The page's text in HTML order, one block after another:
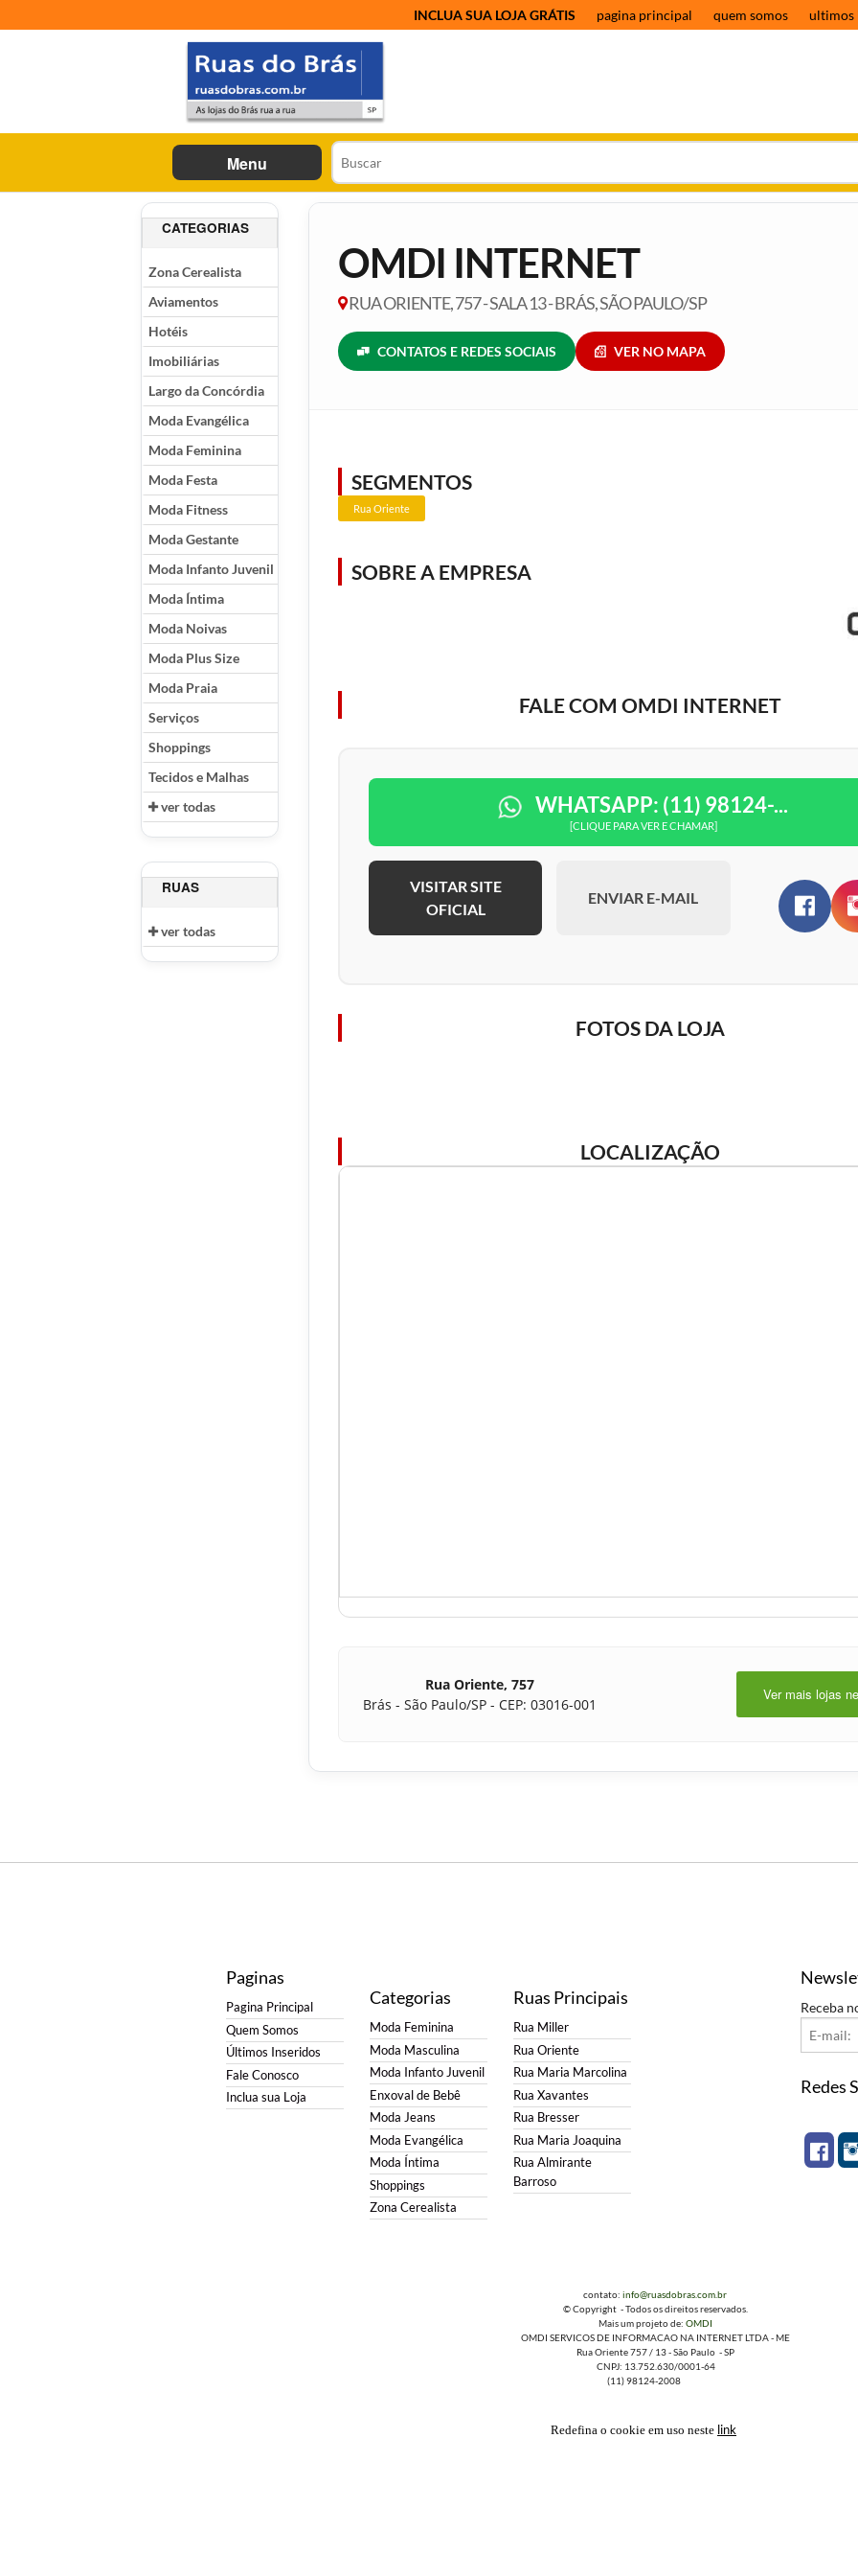
INCLUA SUA LOJA GRÁTIS pagina principal quem somos ultimos
Menu
CATEGORIAS
Zona Cerealista
Aviamentos
Hotéis
Imobiliárias
Largo da Concórdia
Moda Evangélica
Moda Feminina
Moda Festa
Moda Fitness
Moda Gestante
Moda Infanto Juvenil
Moda Íntima
Moda Noivas
Moda Plus Size
Moda Praia
Serviços
Shoppings
Tecidos e Malhas
ver todas
RUAS
ver todas
OMDI INTERNET
RUA ORIENTE, 757 - SALA 13 - BRÁS, SÃO PAULO/SP
CONTATOS E REDES SOCIAIS VER NO MAPA
SEGMENTOS
Rua Oriente
SOBRE A EMPRESA
FALE COM OMDI INTERNET
WHATSAPP: (11) 98124-...
[CLIQUE PARA VER E CHAMAR]
VISITAR SITE
OFICIAL
ENVIAR E-MAIL
FOTOS DA LOJA
LOCALIZAÇÃO
Rua Oriente, 757
Brás - São Paulo/SP - CEP: 03016-001
Ver mais lojas
Paginas
Pagina Principal
Quem Somos
Últimos Inseridos
Fale Conosco
Inclua sua Loja
Categorias
Moda Feminina
Moda Masculina
Moda Infanto Juvenil
Enxoval de Bebê
Moda Jeans
Moda Evangélica
Moda Íntima
Shoppings
Zona Cerealista
Ruas Principais
Rua Miller
Rua Oriente
Rua Maria Marcolina
Rua Xavantes
Rua Bresser
Rua Maria Joaquina
Rua Almirante
Barroso
Receba
Redes
contato: info@ruasdobras.com.br
© Copyright - Todos os direitos reservados.
Mais um projeto de: OMDI
OMDI SERVICOS DE INFORMACAO NA INTERNET LTDA - ME
Rua Oriente 757 / 13 - São Paulo - SP
CNPJ: 13.752.630/0001-64
(11) 98124-2008
Redefina o cookie em uso neste link